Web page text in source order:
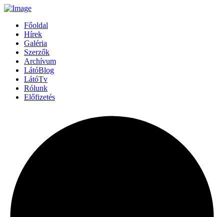
Főoldal
Hírek
Galéria
Szerzők
Archívum
LátóBlog
LátóTv
Rólunk
Előfizetés